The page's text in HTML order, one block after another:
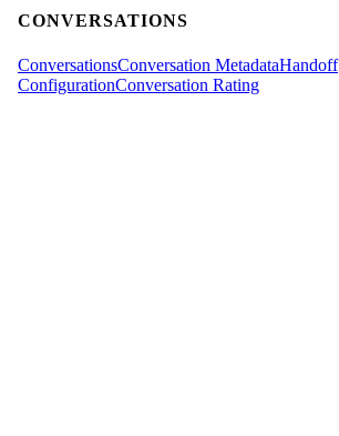
CONVERSATIONS
ConversationsConversation MetadataHandoff
ConfigurationConversation Rating